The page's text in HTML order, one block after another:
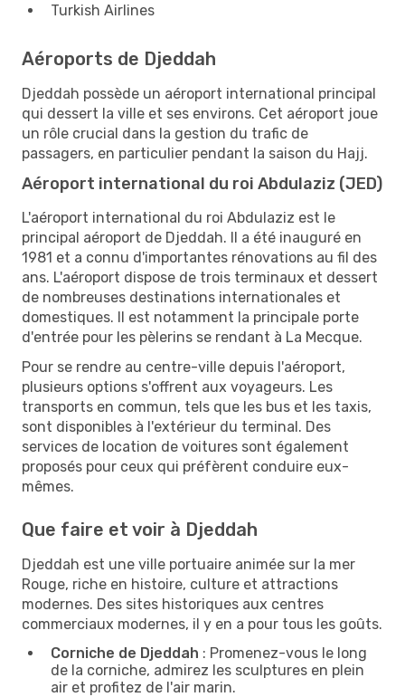
Turkish Airlines
Aéroports de Djeddah
Djeddah possède un aéroport international principal
qui dessert la ville et ses environs. Cet aéroport joue
un rôle crucial dans la gestion du trafic de
passagers, en particulier pendant la saison du Hajj.
Aéroport international du roi Abdulaziz (JED)
L'aéroport international du roi Abdulaziz est le
principal aéroport de Djeddah. Il a été inauguré en
1981 et a connu d'importantes rénovations au fil des
ans. L'aéroport dispose de trois terminaux et dessert
de nombreuses destinations internationales et
domestiques. Il est notamment la principale porte
d'entrée pour les pèlerins se rendant à La Mecque.
Pour se rendre au centre-ville depuis l'aéroport,
plusieurs options s'offrent aux voyageurs. Les
transports en commun, tels que les bus et les taxis,
sont disponibles à l'extérieur du terminal. Des
services de location de voitures sont également
proposés pour ceux qui préfèrent conduire eux-
mêmes.
Que faire et voir à Djeddah
Djeddah est une ville portuaire animée sur la mer
Rouge, riche en histoire, culture et attractions
modernes. Des sites historiques aux centres
commerciaux modernes, il y en a pour tous les goûts.
Corniche de Djeddah : Promenez-vous le long
de la corniche, admirez les sculptures en plein
air et profitez de l'air marin.